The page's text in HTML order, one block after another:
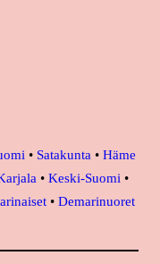
• Satakunta • Häme
• Keski-Suomi •
• Demarinuoret